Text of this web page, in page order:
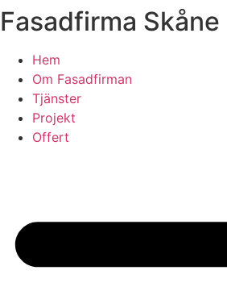
Skip
to
content
Fasadfirma Skåne
Hem
Om Fasadfirman
Tjänster
Projekt
Offert